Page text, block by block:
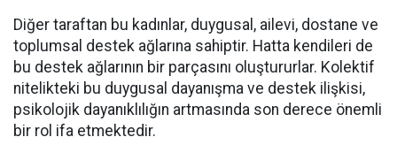
Diğer taraftan bu kadınlar, duygusal, ailevi, dostane ve
toplumsal destek ağlarına sahiptir. Hatta kendileri de
bu destek ağlarının bir parçasını oluştururlar. Kolektif
nitelikteki bu duygusal dayanışma ve destek ilişkisi,
psikolojik dayanıklılığın artmasında son derece önemli
bir rol ifa etmektedir.